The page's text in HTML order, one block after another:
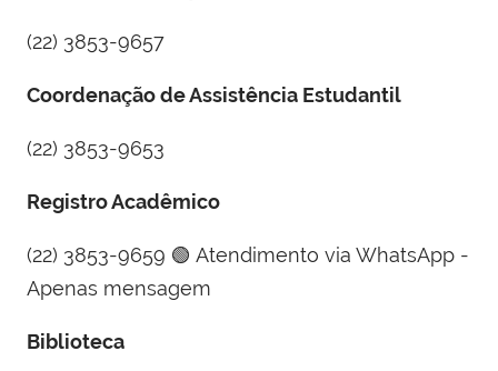
(22) 3853-9657
Coordenação de Assistência Estudantil
(22) 3853-9653
Registro Acadêmico
(22) 3853-9659 🟢 Atendimento via WhatsApp -
Apenas mensagem
Biblioteca